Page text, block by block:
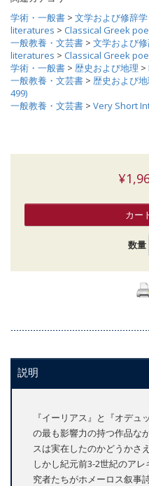
学術・一般書 > 文学および修辞学
literatures > Classical Greek
一般教養・文芸書 > 文学および
literatures > Classical Greek
学術・一般書 > 歴史および地理 >
一般教養・文芸書 > 歴史および
499)
一般教養・文芸書 > Very Short
カー
数量
説明
『イーリアス』と『オデ
の最も影響力の持つ作品な
スは実在したのかどうかさ
しかし紀元前3-2世紀のア
究者たちがホメーロス叙事